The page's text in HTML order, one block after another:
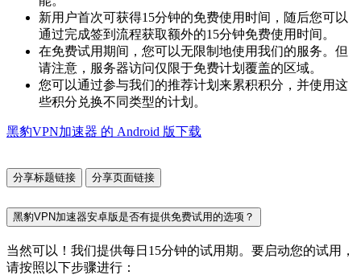
新用户首次可获得15分钟的免费使用时间，随后您可以
通过完成签到流程获取额外的15分钟免费使用时间。
在免费试用期间，您可以无限制地使用我们的服务。但
请注意，服务器访问仅限于免费计划覆盖的区域。
您可以通过参与我们的推荐计划来累积积分，并使用这
些积分兑换不同类型的计划。
黑豹VPN加速器 的 Android 版下载
分享标题链接 分享页面链接
黑豹VPN加速器安卓版是否有提供免费试用的选项？
当然可以！我们提供每日15分钟的试用期。要启动您的试用，
请按照以下步骤进行：